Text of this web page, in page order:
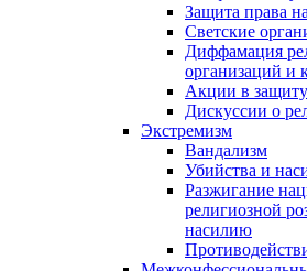
Защита права
Светские
Диффамация
организаций
Акции в
Дискуссии о
Экстремизм
Вандализм
Убийства и
Разжигание
религиозной
насилию